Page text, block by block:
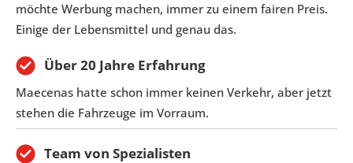
möchte Werbung machen, immer zu einem fairen Preis.
Einige der Lebensmittel und genau das.
Über 20 Jahre Erfahrung
Maecenas hatte schon immer keinen Verkehr, aber jetzt
stehen die Fahrzeuge im Vorraum.
Team von Spezialisten